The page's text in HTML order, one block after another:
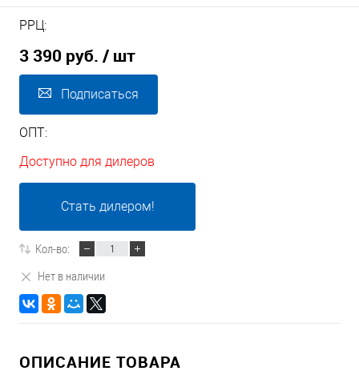
РРЦ:
3 390 руб. / шт
Подписаться
ОПТ:
Доступно для дилеров
Стать дилером!
Кол-во:
Нет в наличии
ОПИСАНИЕ ТОВАРА